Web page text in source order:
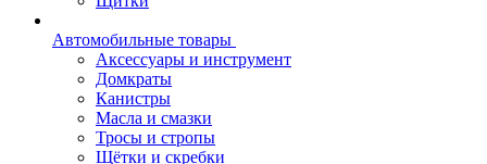
Автомобильные товары
Аксессуары и инструмент
Домкраты
Канистры
Масла и смазки
Тросы и стропы
Щётки и скребки